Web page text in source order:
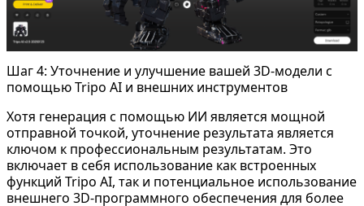
Шаг 4: Уточнение и улучшение вашей 3D-модели с
помощью Tripo AI и внешних инструментов
Хотя генерация с помощью ИИ является мощной
отправной точкой, уточнение результата является
ключом к профессиональным результатам. Это
включает в себя использование как встроенных
функций Tripo AI, так и потенциальное использование
внешнего 3D-программного обеспечения для более